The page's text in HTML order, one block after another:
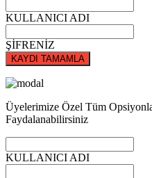
KULLANICI ADI
ŞİFRENİZ
KAYDI TAMAMLA
Üyelerimize Özel Tüm
Faydalanabilirsiniz
KULLANICI ADI